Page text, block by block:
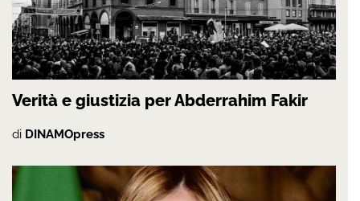
Verità e giustizia per Abderrahim Fakir
di DINAMOpress